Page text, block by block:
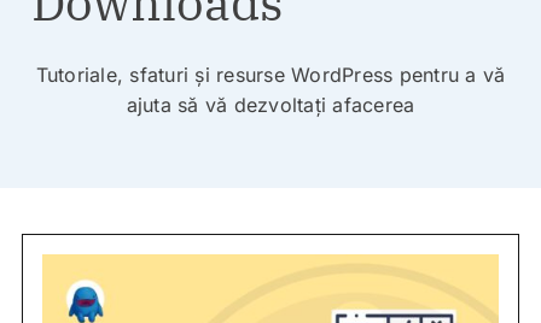
Tutoriale, sfaturi și resurse WordPress pentru a vă
ajuta să vă dezvoltați afacerea